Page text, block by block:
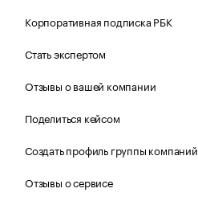
Корпоративная подписка РБК
Стать экспертом
Отзывы о вашей компании
Поделиться кейсом
Создать профиль группы компаний
Отзывы о сервисе